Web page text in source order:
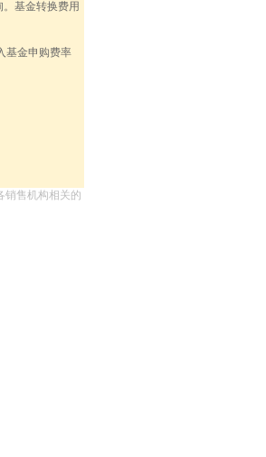
基金转换费用
基金申购费率
销售机构相关的